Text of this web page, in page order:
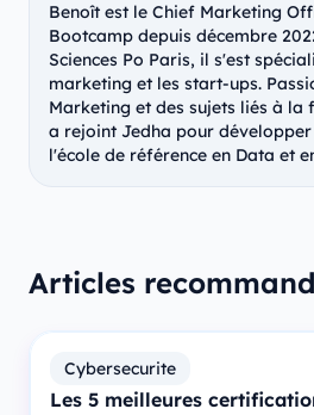
Benoît est le Chief Marketing
Bootcamp depuis décembre
Sciences Po Paris, il s'est
marketing et les start-ups.
Marketing et des sujets liés à la
a rejoint Jedha pour
l'école de référence en Data et
Articles
Cybersecurite
Les 5 meilleures